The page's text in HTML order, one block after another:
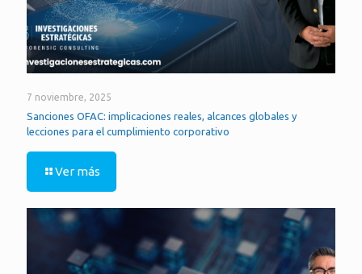
7 noviembre, 2025
Sanciones OFAC: implicaciones reales, alcances globales y
lecciones para el cumplimiento corporativo
Ver más